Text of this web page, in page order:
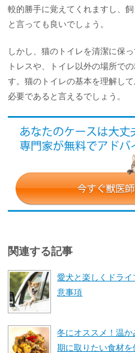
較的勝手に覚えてくれますし、
と言っても良いでしょう。
しかし、猫のトイレを清潔に保
トレスや、トイレ以外の場所で
す。猫のトイレの基本を理解し
必要であると言えるでしょう。
関連する記事
愛犬と楽しくドラ
意事項
冬にオススメ！温
期に取りたい食材を